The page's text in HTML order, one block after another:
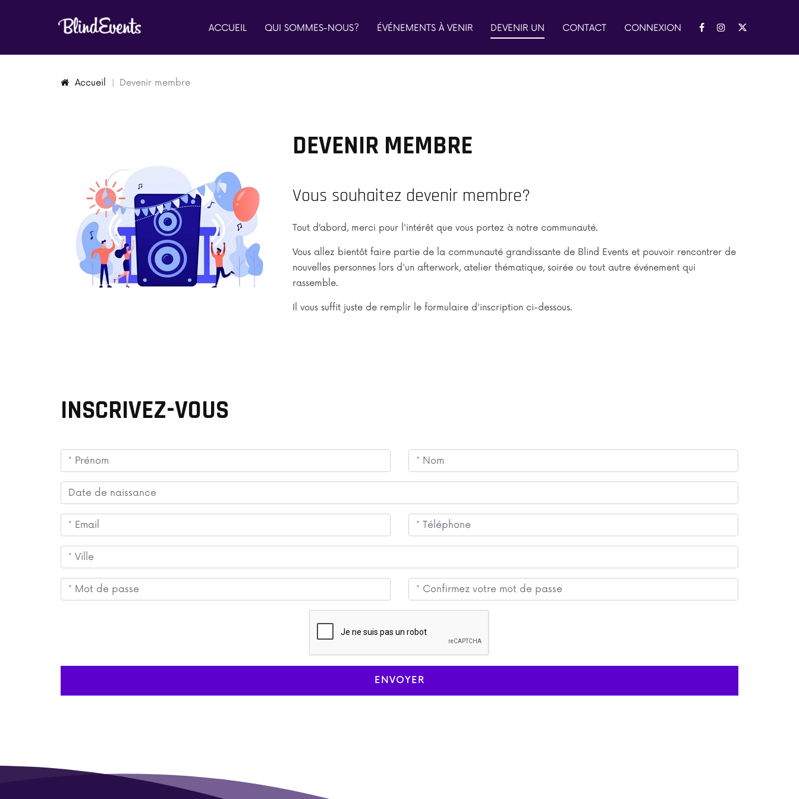
ACCUEIL QUI SOMMES-NOUS? ÉVÉNEMENTS À VENIR DEVENIR UN CONTACT CONNEXION
Accueil Devenir membre
DEVENIR MEMBRE
Vous souhaitez devenir membre?
Tout d’abord, merci pour l'intérêt que vous portez à notre communauté.
Vous allez bientôt faire partie de la communauté grandissante de Blind Events et pouvoir rencontrer de
nouvelles personnes lors d'un afterwork, atelier thématique, soirée ou tout autre événement qui
rassemble.
Il vous suffit juste de remplir le formulaire d'inscription ci-dessous.
INSCRIVEZ-VOUS
ENVOYER